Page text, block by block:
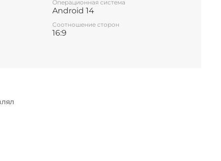
Операционная система
Android 14
Соотношение сторон
16:9